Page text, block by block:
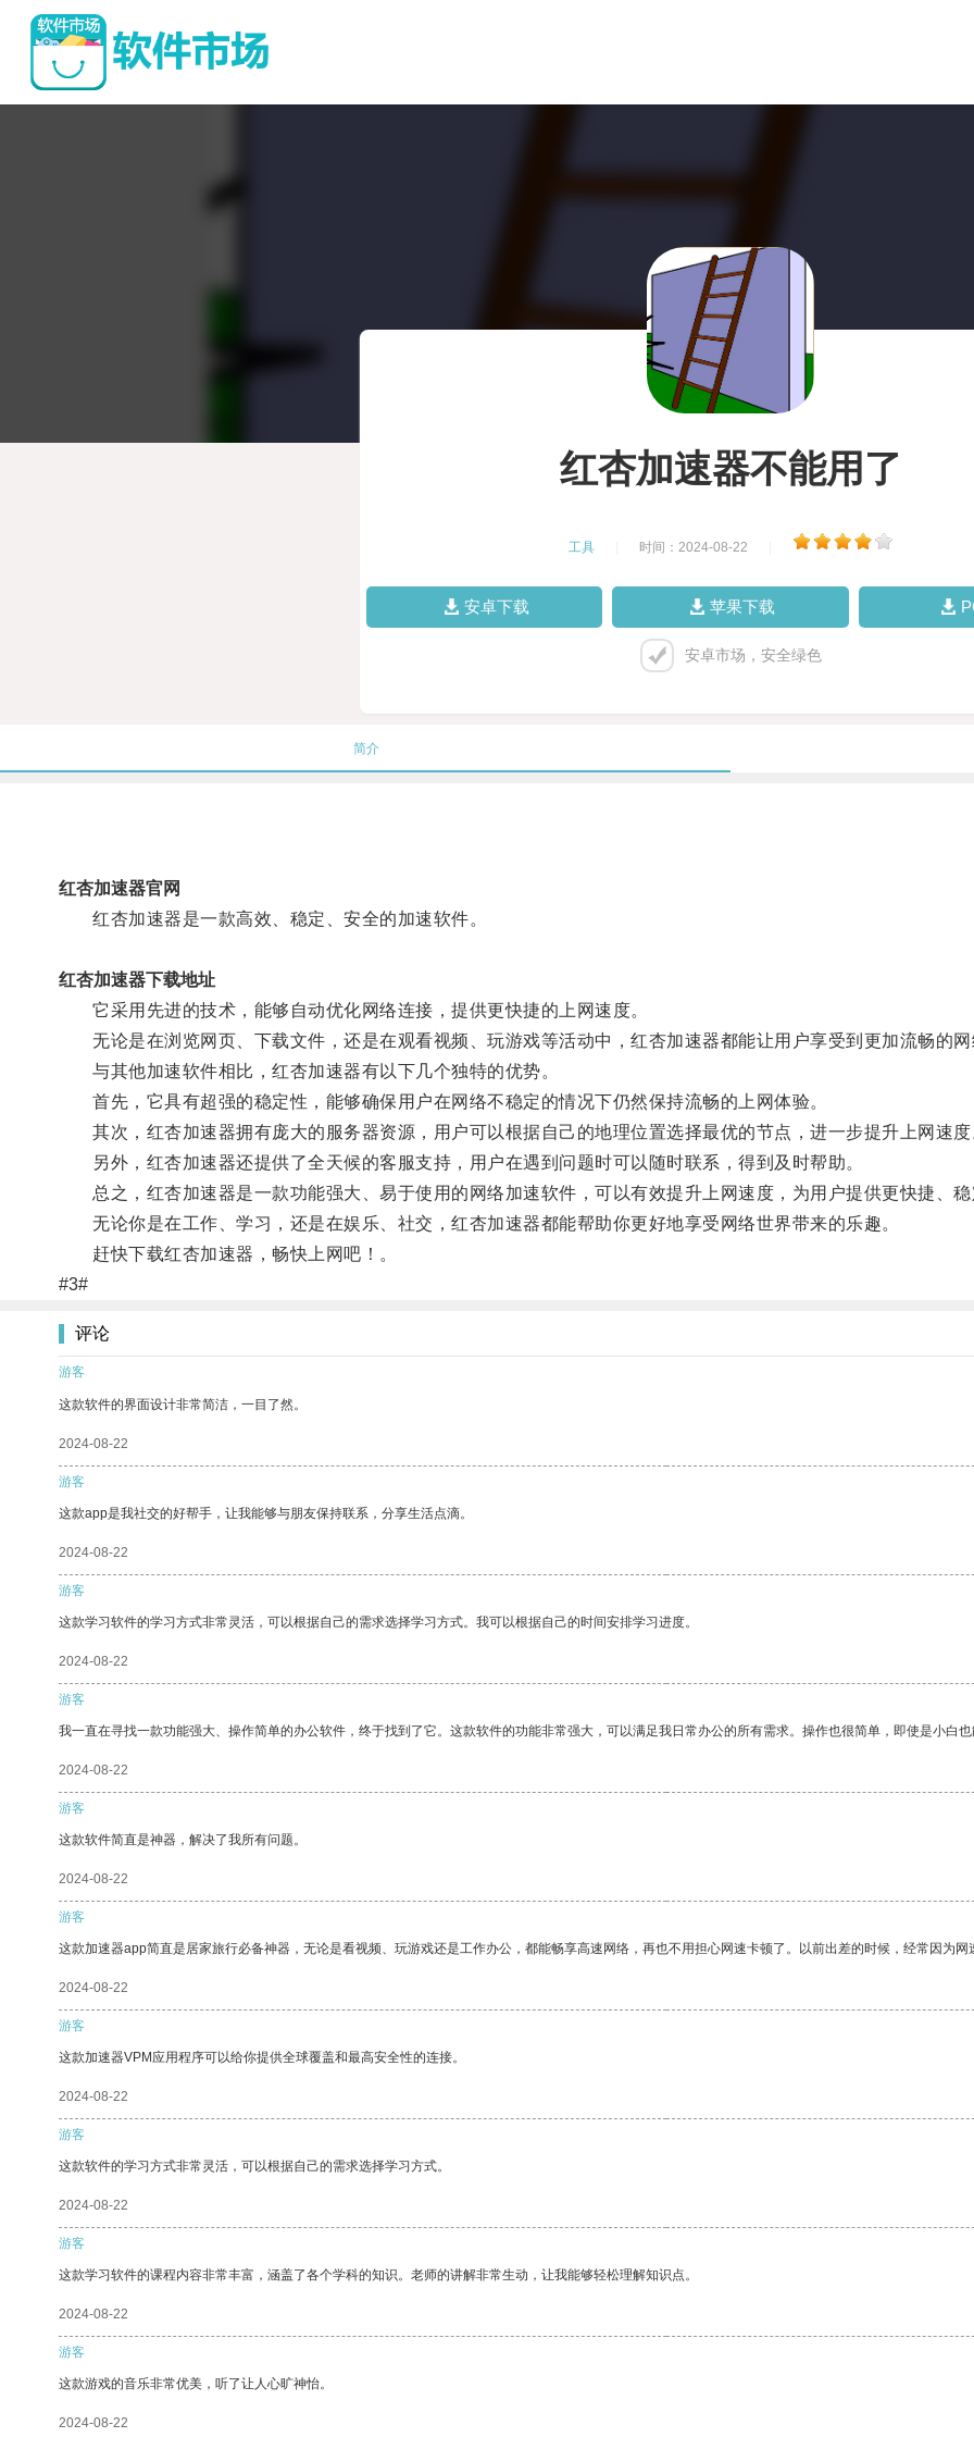
红杏加速器不能用了
工具 时间：2024-08-22
安卓下载 苹果下载
安卓市场，安全绿色
简介
红杏加速器官网
红杏加速器是一款高效、稳定、安全的加速软件。
红杏加速器下载地址
它采用先进的技术，能够自动优化网络连接，提供更快捷的上网速度。
无论是在浏览网页、下载文件，还是在观看视频、玩游戏等活动中，红杏加速器都能让用户享受到更加流畅的网
与其他加速软件相比，红杏加速器有以下几个独特的优势。
首先，它具有超强的稳定性，能够确保用户在网络不稳定的情况下仍然保持流畅的上网体验。
其次，红杏加速器拥有庞大的服务器资源，用户可以根据自己的地理位置选择最优的节点，进一步提升上网速度
另外，红杏加速器还提供了全天候的客服支持，用户在遇到问题时可以随时联系，得到及时帮助。
总之，红杏加速器是一款功能强大、易于使用的网络加速软件，可以有效提升上网速度，为用户提供更快捷、稳
无论你是在工作、学习，还是在娱乐、社交，红杏加速器都能帮助你更好地享受网络世界带来的乐趣。
赶快下载红杏加速器，畅快上网吧！。
#3#
评论
游客
这款软件的界面设计非常简洁，一目了然。
2024-08-22
游客
这款app是我社交的好帮手，让我能够与朋友保持联系，分享生活点滴。
2024-08-22
游客
这款学习软件的学习方式非常灵活，可以根据自己的需求选择学习方式。我可以根据自己的时间安排学习进度。
2024-08-22
游客
我一直在寻找一款功能强大、操作简单的办公软件，终于找到了它。这款软件的功能非常强大，可以满足我日常办公的所有需求。操作也很简单，即使是小白也
2024-08-22
游客
这款软件简直是神器，解决了我所有问题。
2024-08-22
游客
这款加速器app简直是居家旅行必备神器，无论是看视频、玩游戏还是工作办公，都能畅享高速网络，再也不用担心网速卡顿了。以前出差的时候，经常因为
2024-08-22
游客
这款加速器VPM应用程序可以给你提供全球覆盖和最高安全性的连接。
2024-08-22
游客
这款软件的学习方式非常灵活，可以根据自己的需求选择学习方式。
2024-08-22
游客
这款学习软件的课程内容非常丰富，涵盖了各个学科的知识。老师的讲解非常生动，让我能够轻松理解知识点。
2024-08-22
游客
这款游戏的音乐非常优美，听了让人心旷神怡。
2024-08-22